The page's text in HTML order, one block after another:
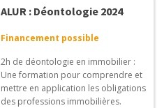
ALUR : Déontologie 2024
Financement possible
2h de déontologie en immobilier :
Une formation pour comprendre et
mettre en application les obligations
des professions immobilières.